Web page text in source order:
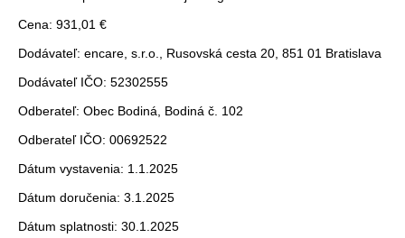
Cena: 931,01 €
Dodávateľ: encare, s.r.o., Rusovská cesta 20, 851 01 Bratislava
Dodávateľ IČO: 52302555
Odberateľ: Obec Bodiná, Bodiná č. 102
Odberateľ IČO: 00692522
Dátum vystavenia: 1.1.2025
Dátum doručenia: 3.1.2025
Dátum splatnosti: 30.1.2025